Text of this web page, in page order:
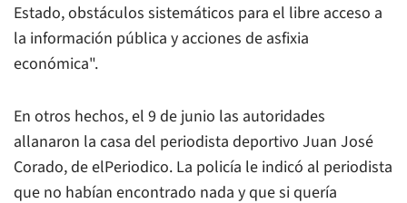
Estado, obstáculos sistemáticos para el libre acceso a
la información pública y acciones de asfixia
económica".
En otros hechos, el 9 de junio las autoridades
allanaron la casa del periodista deportivo Juan José
Corado, deelPeriodico. La policía le indicó al periodista
que no habían encontrado nada y que si quería